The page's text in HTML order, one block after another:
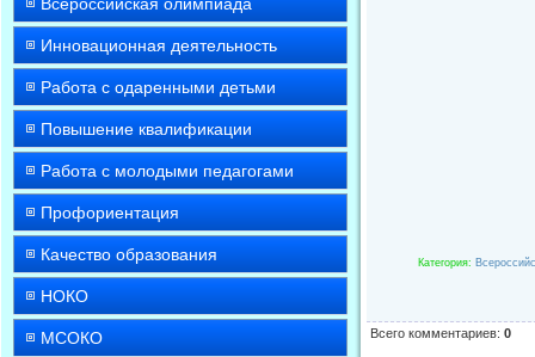
Инновационная деятельность
Работа с одаренными детьми
Повышение квалификации
Работа с молодыми педагогами
Профориентация
Качество образования
НОКО
МСОКО
Категория:
Всего комментариев: 0